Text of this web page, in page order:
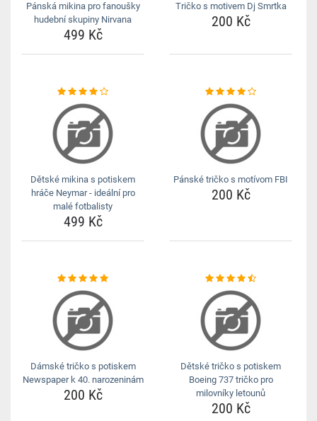
Pánská mikina pro fanoušky
hudební skupiny Nirvana
499 Kč
Tričko s motivem Dj Smrtka
200 Kč
Dětské mikina s potiskem
hráče Neymar - ideální pro
malé fotbalisty
499 Kč
Pánské tričko s motívom FBI
200 Kč
Dámské tričko s potiskem
Newspaper k 40. narozeninám
200 Kč
Dětské tričko s potiskem
Boeing 737 tričko pro
milovníky letounů
200 Kč